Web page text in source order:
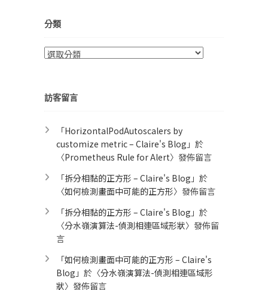
分類
分
訪客留言
「HorizontalPodAutoscalers by
customize metric – Claire's Blog 」於
〈Prometheus Rule for Alert​〉發佈留言
「拆分相黏的正方形 – Claire's Blog 」於
〈如何檢測畫面中可能的正方形〉發佈留言
「拆分相黏的正方形 – Claire's Blog 」於
〈分水嶺演算法-偵測相連區域形狀〉發佈留
言
「如何檢測畫面中可能的正方形 – Claire's
Blog 」於〈分水嶺演算法-偵測相連區域形
狀〉發佈留言